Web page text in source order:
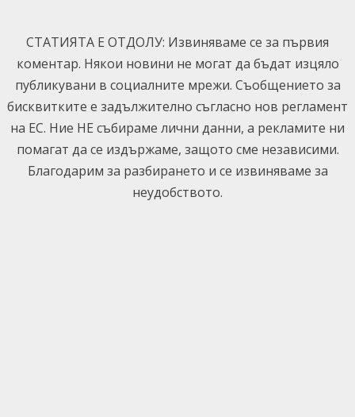
content
СТАТИЯТА Е ОТДОЛУ: Извиняваме се за първия
коментар. Някои новини не могат да бъдат изцяло
публикувани в социалните мрежи. Съобщението за
бисквитките е задължително съгласно нов регламент
на ЕС. Ние НЕ събираме лични данни, а рекламите ни
помагат да се издържаме, защото сме независими.
Благодарим за разбирането и се извиняваме за
неудобството.